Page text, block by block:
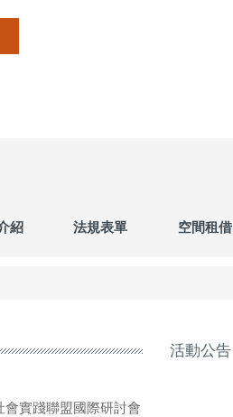
紹 法規表單 空間租借
活動公告
會實踐聯盟國際研討會